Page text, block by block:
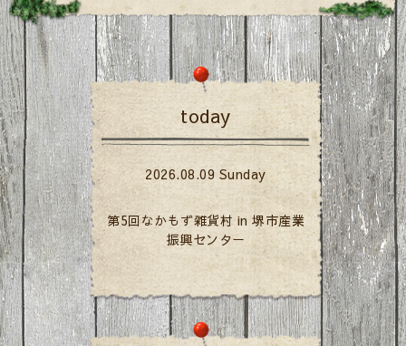
today
2026.08.09 Sunday
第5回なかもず雑貨村 in 堺市産業
振興センター